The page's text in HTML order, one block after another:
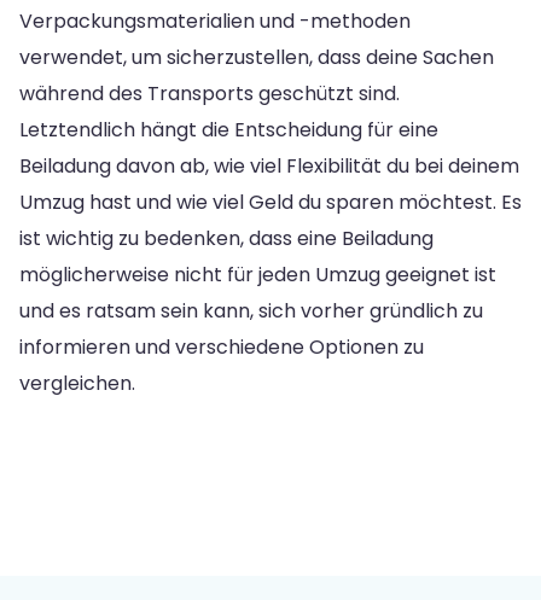
Verpackungsmaterialien und -methoden
verwendet, um sicherzustellen, dass deine Sachen
während des Transports geschützt sind.
Letztendlich hängt die Entscheidung für eine
Beiladung davon ab, wie viel Flexibilität du bei deinem
Umzug hast und wie viel Geld du sparen möchtest. Es
ist wichtig zu bedenken, dass eine Beiladung
möglicherweise nicht für jeden Umzug geeignet ist
und es ratsam sein kann, sich vorher gründlich zu
informieren und verschiedene Optionen zu
vergleichen.